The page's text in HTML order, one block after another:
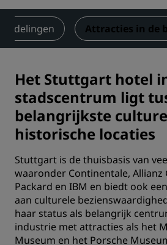
Attracties in de
Het Stuttgart hotel
stadscentrum ligt
belangrijkste
historische locaties
Stuttgart is de thuisbasis van
waaronder Continentale, Allianz
Packard en IBM en biedt ook
aan culturele
haar status als belangrijk
industrie met attracties als het
Museum en het Porsche